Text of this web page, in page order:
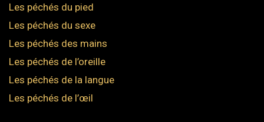
Les péchés du pied
Les péchés du sexe
Les péchés des mains
Les péchés de l’oreille
Les péchés de la langue
Les péchés de l’œil